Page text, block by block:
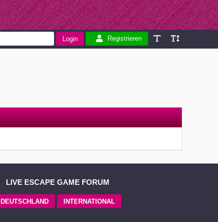
Registrieren
LIVE ESCAPE GAME FORUM
DEUTSCHLAND INTERNATIONAL